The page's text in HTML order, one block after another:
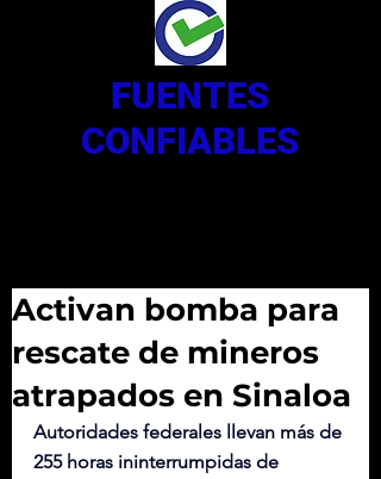
FUENTES
CONFIABLES
Activan bomba para
rescate de mineros
atrapados en Sinaloa
Autoridades federales llevan más de
255 horas ininterrumpidas de